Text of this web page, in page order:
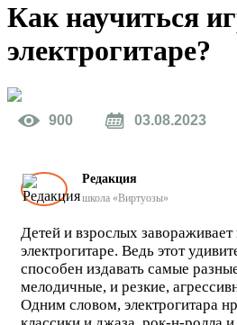
Как научиться
электрогитаре?
900 03.08.2023
Детей и взрослых завораживает
электрогитаре. Ведь этот
способен издавать самые
мелодичные, и резкие,
Одним словом, электрогитара
Редакция
школа «Виртуозы»